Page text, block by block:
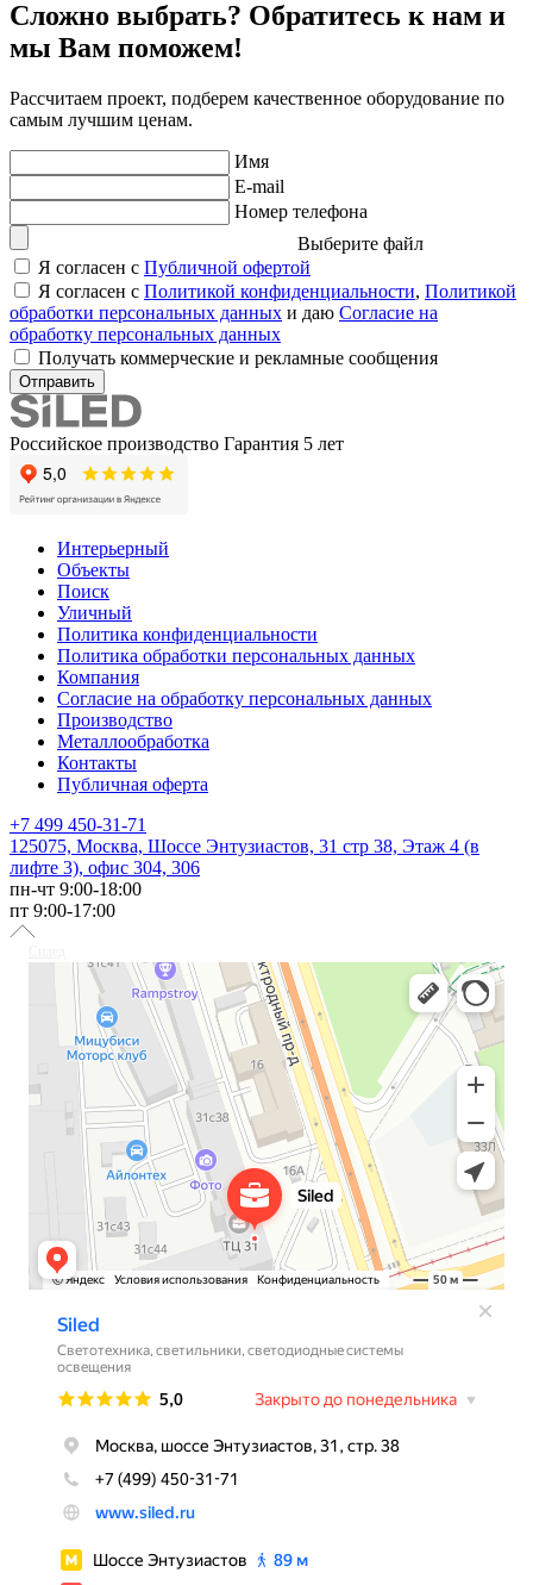
Сложно выбрать? Обратитесь к нам и
мы Вам поможем!
Рассчитаем проект, подберем качественное оборудование по
самым лучшим ценам.
Имя
E-mail
Номер телефона
Выберите файл
Я согласен с Публичной офертой
Я согласен с Политикой конфиденциальности, Политикой
обработки персональных данных и даю Согласие на
обработку персональных данных
Получать коммерческие и рекламные сообщения
Отправить
Российское производство Гарантия 5 лет
Интерьерный
Объекты
Поиск
Уличный
Политика конфиденциальности
Политика обработки персональных данных
Компания
Согласие на обработку персональных данных
Производство
Металлообработка
Контакты
Публичная оферта
+7 499 450-31-71
125075, Москва, Шоссе Энтузиастов, 31 стр 38, Этаж 4 (в
лифте 3), офис 304, 306
пн-чт 9:00-18:00
пт 9:00-17:00
Светотехника в Москве
Светильники в Москве